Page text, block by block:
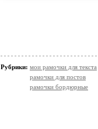
Рубрики: мои рамочки для текста
рамочки для постов
рамочки бордюрные